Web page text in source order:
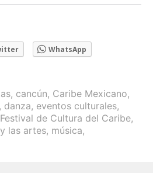
WhatsApp
, cancún, Caribe Mexicano,
, danza, eventos culturales,
Festival de Cultura del Caribe,
las artes, música,